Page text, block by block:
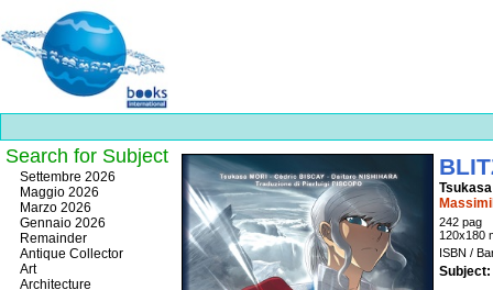
Best
slots
online
https://onlineslots.money/
242 pag
120x180
ISBN /
Subject:
Search for Subject
Settembre 2026
Maggio 2026
Marzo 2026
Gennaio 2026
Remainder
Antique Collector
Art
Architecture